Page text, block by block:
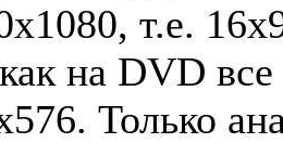
т.е.
на DVD
Только